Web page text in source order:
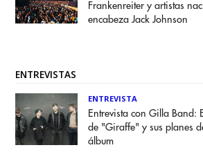
Frankenreiter y artistas
encabeza Jack Johnson
ENTREVISTAS
ENTREVISTA
Entrevista con Gilla Band:
de "Giraffe" y sus planes
álbum